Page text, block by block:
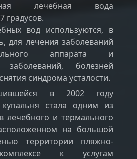
лечебная вода
градусов.
вод используются, в
для лечения заболеваний
аппарата и
заболеваний, болезней
синдрома усталости.
в 2002 году
купальня стала одним из
лечебного и термального
на большой
территории пляжно-
к услугам